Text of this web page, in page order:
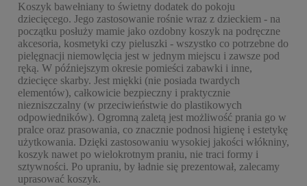
Koszyk bawełniany to świetny dodatek do pokoju
dziecięcego. Jego zastosowanie rośnie wraz z dzieckiem - na
początku posłuży mamie jako ozdobny koszyk na podręczne
akcesoria, kosmetyki czy pieluszki - wszystko co potrzebne do
pielęgnacji niemowlęcia jest w jednym miejscu i zawsze pod
ręką. W późniejszym okresie pomieści zabawki i inne,
dziecięce skarby. Jest miękki (nie posiada twardych
elementów), całkowicie bezpieczny i praktycznie
niezniszczalny (w przeciwieństwie do plastikowych
odpowiedników). Ogromną zaletą jest możliwość prania go w
pralce oraz prasowania, co znacznie podnosi higienę i estetykę
użytkowania. Dzięki zastosowaniu wysokiej jakości włókniny,
koszyk nawet po wielokrotnym praniu, nie traci formy i
sztywności. Po upraniu, by ładnie się prezentował, zalecamy
uprasować koszyk.